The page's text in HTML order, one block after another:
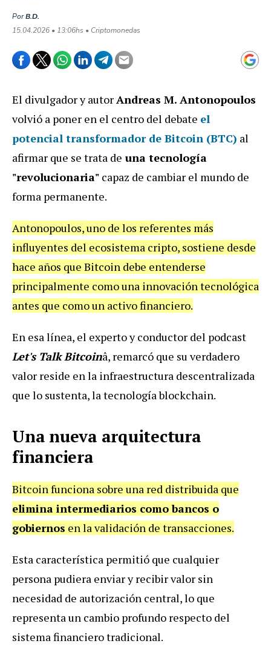
PorB.D.
15.04.2026 • 13:06hs • Criptomonedas
El divulgador y autorAndreas M. Antonopoulos
volvió a poner en el centro del debate el
potencial transformador de Bitcoin (BTC) al
afirmar que se trata de una tecnología
"revolucionaria" capaz de cambiar el mundo de
forma permanente.
Antonopoulos, uno de los referentes más
influyentes del ecosistema cripto, sostiene desde
hace años que Bitcoin debe entenderse
principalmente como una innovación tecnológica
antes que como un activo financiero.
En esa línea, el experto y conductor del podcast
Let's Talk Bitcoinâ, remarcó que su verdadero
valor reside en la infraestructura descentralizada
que lo sustenta, la tecnología blockchain.
Una nueva arquitectura
financiera
Bitcoin funciona sobre una red distribuida que
elimina intermediarios como bancos o
gobiernos en la validación de transacciones.
Esta característica permitió que cualquier
persona pudiera enviar y recibir valor sin
necesidad de autorización central, lo que
representa un cambio profundo respecto del
sistema financiero tradicional.